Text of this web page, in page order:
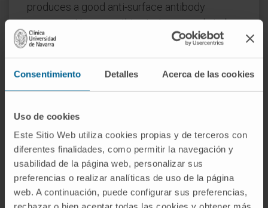
Consentimiento Detalles Acerca de las cookies
Uso de cookies
Este Sitio Web utiliza cookies propias y de terceros con
diferentes finalidades, como permitir la navegación y
usabilidad de la página web, personalizar sus
preferencias o realizar analíticas de uso de la página
web. A continuación, puede configurar sus preferencias,
produces a good anti-surface antibody
response. However, this strategy needs to be
optimized before its implementation in
humans.
Although our experiments are not strictly
hepatitis B virus-infected patients with
recombinant or plasma-derived vaccines, we
believe that precautions should be taken to
avoid the risk of severe liver injury when
immunizing hepatitis B virus carriers.
CITA DEL ARTÍCULOJ Hepatol. 1997